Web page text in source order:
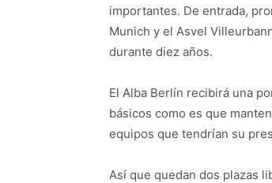
importantes. De entrada,
Munich y el Asvel
durante diez años.
El Alba Berlín recibirá una
básicos como es que
equipos que tendrían su
Así que quedan dos plazas